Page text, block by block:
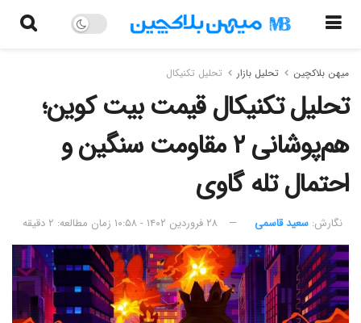
میهن بلاکچین تحلیل بازار تحلیل تکنیکال
تحلیل تکنیکال قیمت بیت کوین؛
هم‌پوشانی ۲ مقاومت سنگین و
احتمال تله گاوی
نگارش:‌ سعید قاسمی ۲۸ فروردین ۱۴۰۲ - ۱۰:۵۸ زمان مطالعه: ۲ دقیقه